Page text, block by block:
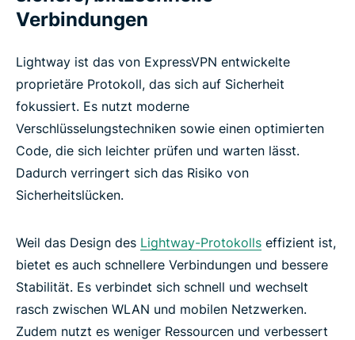
Verbindungen
Lightway ist das von ExpressVPN entwickelte
proprietäre Protokoll, das sich auf Sicherheit
fokussiert. Es nutzt moderne
Verschlüsselungstechniken sowie einen optimierten
Code, die sich leichter prüfen und warten lässt.
Dadurch verringert sich das Risiko von
Sicherheitslücken.
Weil das Design des Lightway-Protokolls effizient ist,
bietet es auch schnellere Verbindungen und bessere
Stabilität. Es verbindet sich schnell und wechselt
rasch zwischen WLAN und mobilen Netzwerken.
Zudem nutzt es weniger Ressourcen und verbessert